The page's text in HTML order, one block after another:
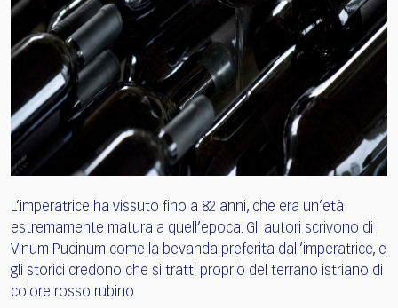
L’imperatrice ha vissuto fino a 82 anni, che era un’età
estremamente matura a quell’epoca. Gli autori scrivono di
Vinum Pucinum come la bevanda preferita dall’imperatrice, e
gli storici credono che si tratti proprio del terrano istriano di
colore rosso rubino.